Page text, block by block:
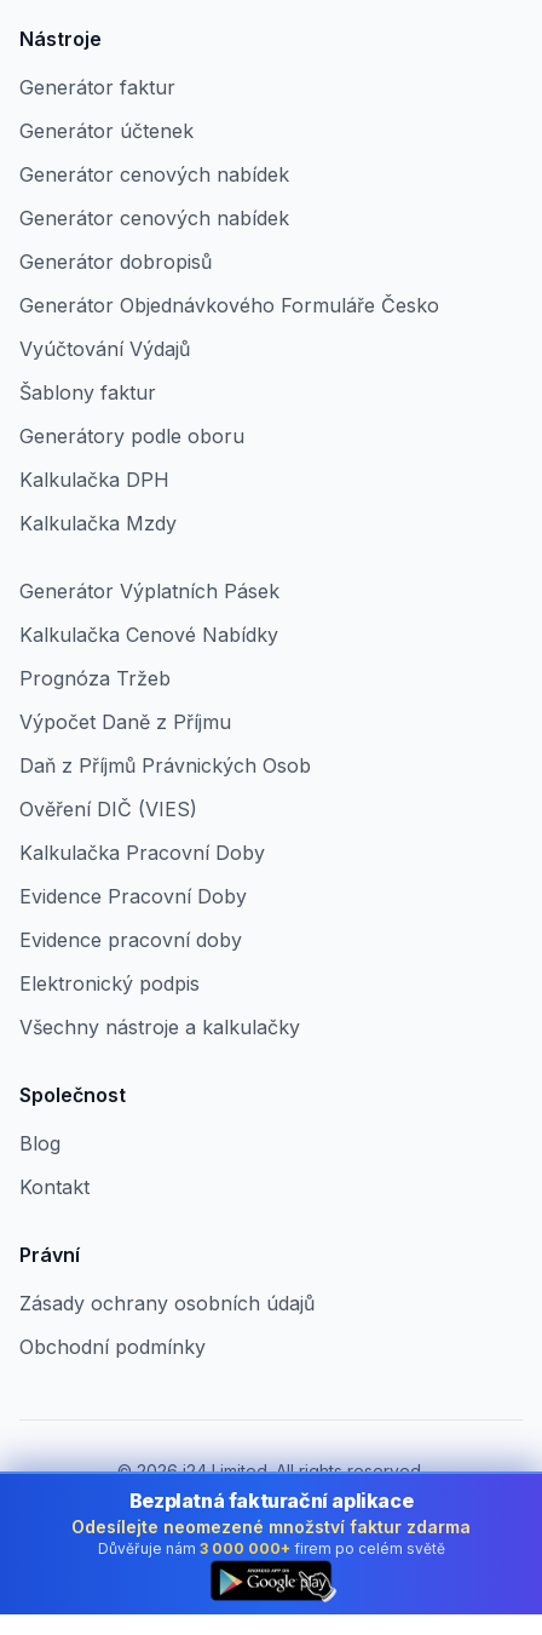
Nástroje
Generátor faktur
Generátor účtenek
Generátor cenových nabídek
Generátor cenových nabídek
Generátor dobropisů
Generátor Objednávkového Formuláře Česko
Vyúčtování Výdajů
Šablony faktur
Generátory podle oboru
Kalkulačka DPH
Kalkulačka Mzdy
Generátor Výplatních Pásek
Kalkulačka Cenové Nabídky
Prognóza Tržeb
Výpočet Daně z Příjmu
Daň z Příjmů Právnických Osob
Ověření DIČ (VIES)
Kalkulačka Pracovní Doby
Evidence Pracovní Doby
Evidence pracovní doby
Elektronický podpis
Všechny nástroje a kalkulačky
Společnost
Blog
Kontakt
Právní
Zásady ochrany osobních údajů
Obchodní podmínky
©2026i24 Limited. All rights reserved.
Pro firmy v Czech Republic
Změnit zemi:
Czech Republic
Bezplatná fakturační aplikace
Odesílejte neomezené množství faktur zdarma
Důvěřuje nám 3 000 000+ firem po celém světě
👆